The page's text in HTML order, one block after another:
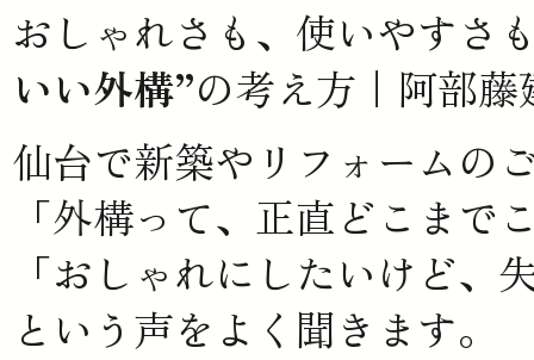
おしゃれさも、使いやすさ
いい外構”の考え方｜阿部
仙台で新築やリフォームの
「外構って、正直どこまで
「おしゃれにしたいけど
という声をよく聞きます。